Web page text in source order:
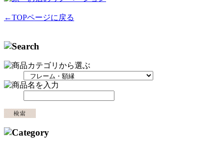
←TOPページに戻る